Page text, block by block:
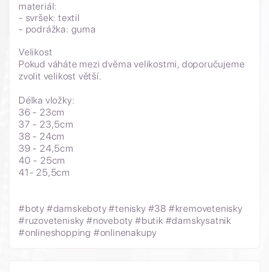
materiál:
- svršek: textil
- podrážka: guma
Velikost
Pokud váháte mezi dvěma velikostmi, doporučujeme
zvolit velikost větší.
Délka vložky:
36 - 23cm
37 - 23,5cm
38 - 24cm
39 - 24,5cm
40 - 25cm
41- 25,5cm
#boty #damskeboty #tenisky #38 #kremovetenisky
#ruzovetenisky #noveboty #butik #damskysatnik
#onlineshopping #onlinenakupy